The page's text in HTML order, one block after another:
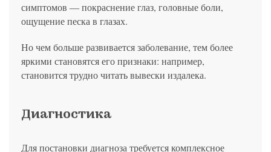
симптомов ― покраснение глаз, головные боли,
ощущение песка в глазах.
Но чем больше развивается заболевание, тем более
яркими становятся его признаки: например,
становится трудно читать вывески издалека.
Диагностика
Для постановки диагноза требуется комплексное